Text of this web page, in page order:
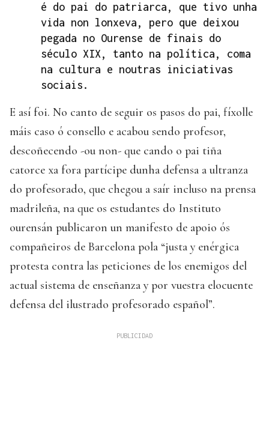
é do pai do patriarca, que tivo unha
vida non lonxeva, pero que deixou
pegada no Ourense de finais do
século XIX, tanto na política, coma
na cultura e noutras iniciativas
sociais.
E así foi. No canto de seguir os pasos do pai, fíxolle
máis caso ó consello e acabou sendo profesor,
descoñecendo -ou non- que cando o pai tiña
catorce xa fora partícipe dunha defensa a ultranza
do profesorado, que chegou a saír incluso na prensa
madrileña, na que os estudantes do Instituto
ourensán publicaron un manifesto de apoio ós
compañeiros de Barcelona pola “justa y enérgica
protesta contra las peticiones de los enemigos del
actual sistema de enseñanza y por vuestra elocuente
defensa del ilustrado profesorado español”.